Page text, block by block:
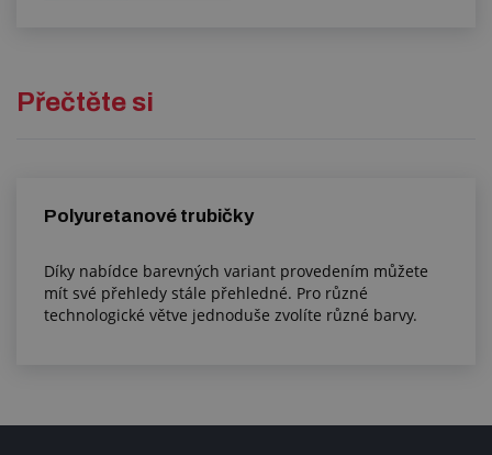
Přečtěte si
Polyuretanové trubičky
Díky nabídce barevných variant provedením můžete
mít své přehledy stále přehledné. Pro různé
technologické větve jednoduše zvolíte různé barvy.